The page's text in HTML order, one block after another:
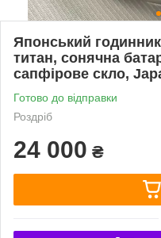
Японський
титан, сонячна
сапфірове скло,
Готово до відправки
Роздріб
24 000 ₴